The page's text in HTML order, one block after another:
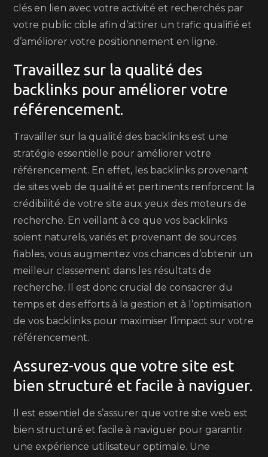
clés en lien avec votre activité et recherchés par
votre public cible afin d’attirer un trafic qualifié et
d’améliorer votre positionnement en ligne.
Travaillez sur la qualité des
backlinks pour améliorer votre
référencement.
Travailler sur la qualité des backlinks est une
stratégie essentielle pour améliorer votre
référencement. En effet, les backlinks provenant
de sites web de qualité et pertinents renforcent la
crédibilité de votre site aux yeux des moteurs de
recherche. En veillant à ce que vos backlinks
soient naturels, variés et provenant de sources
fiables, vous augmentez vos chances d’obtenir un
meilleur classement dans les résultats de
recherche. Il est donc crucial de consacrer du
temps et des efforts à la gestion et à l’optimisation
de vos backlinks pour maximiser l’impact sur votre
référencement.
Assurez-vous que votre site est
bien structuré et facile à naviguer.
Il est essentiel de s’assurer que votre site web est
bien structuré et facile à naviguer pour garantir
une expérience utilisateur optimale. Une